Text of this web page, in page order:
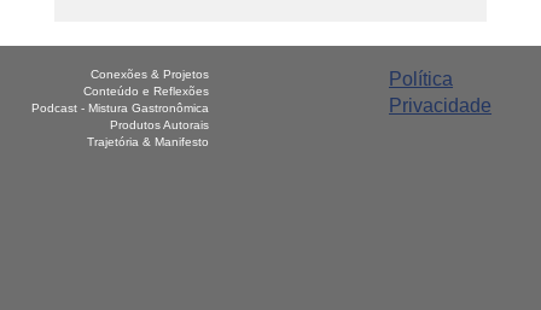
Política
Privacidade
Conexões & Projetos
Conteúdo e Reflexões
Podcast - Mistura Gastronômica
Produtos Autorais
Trajetória & Manifesto